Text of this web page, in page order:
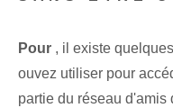
Pour , il existe⁢
ouvez utiliser pour
partie du réseau d'amis